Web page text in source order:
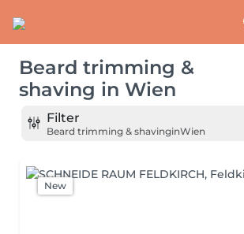
Beard trimming &
shaving in Wien
Filter
Beard trimming & shavinginWien
New